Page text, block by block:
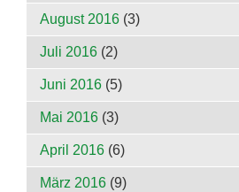
August 2016 (3)
Juli 2016 (2)
Juni 2016 (5)
Mai 2016 (3)
April 2016 (6)
März 2016 (9)